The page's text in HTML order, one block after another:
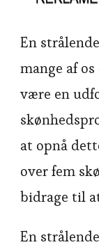
En
mange af
være en
at opnå
over fem
bidrage til
En